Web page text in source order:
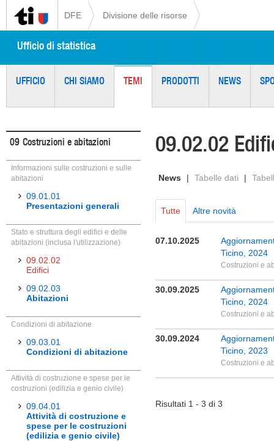
DFE Divisione delle risorse
Ufficio di statistica
UFFICIO CHI SIAMO TEMI PRODOTTI NEWS
09 Costruzioni e abitazioni
Informazioni sulle costruzioni e sulle
abitazioni
09.01.01
Presentazioni generali
Stato e struttura degli edifici e delle
abitazioni (inclusa l'utilizzazione)
09.02.02
Edifici
09.02.03
Abitazioni
Condizioni di abitazione
09.03.01
Condizioni di abitazione
Attività di costruzione e spese per le
costruzioni (edilizia e genio civile)
09.04.01
Attività di costruzione e
spese per le costruzioni
(edilizia e genio civile)
09.02.02
News | Tabelle dati |
Tutte Altre novità
07.10.2025
Ticino, 2024
Costruzioni e
30.09.2025
Ticino, 2024
Costruzioni e
30.09.2024
Ticino, 2023
Costruzioni e
Risultati 1 - 3 di 3